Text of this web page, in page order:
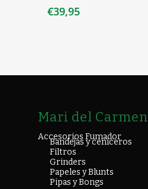
€39,95
Mari del Carmen
Accesorios Fumador
Bandejas y ceniceros
Filtros
Grinders
Papeles y Blunts
Pipas y Bongs